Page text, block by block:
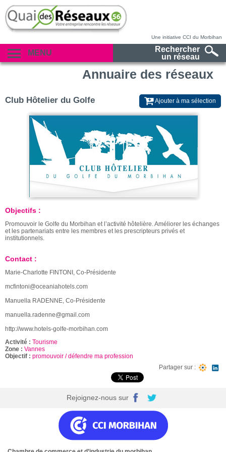
Une initiative CCI du Morbihan
MENU
Rechercher
un réseau
Annuaire des réseaux
Ajouter à ma sélection
Club Hôtelier du Golfe
Objectifs :
Promouvoir le Golfe du Morbihan et l’activité hôtelière. Améliorer les échanges
et les partenariats entre les membres et les prescripteurs privés et
institutionnels.
Contact :
Marie-Charlotte FINTONI, Co-Présidente
mcfintoni@oceaniahotels.com
Manuella RADENNE, Co-Présidente
manuella.radenne@gmail.com
http://www.hotels-golfe-morbihan.com
Activité : Tourisme
Zone : Vannes
Objectif : promouvoir / défendre ma profession
Partager sur :
Rejoignez-nous sur